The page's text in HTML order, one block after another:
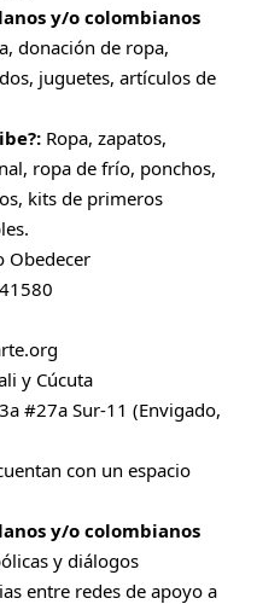
y/o colombianos
donación de ropa,
juguetes, artículos de
Ropa, zapatos,
ropa de frío, ponchos,
kits de primeros
Obedecer
y Cúcuta
#27a Sur-11 (Envigado,
con un espacio
y/o colombianos
y diálogos
entre redes de apoyo a